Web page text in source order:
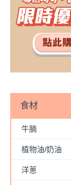
食材
牛腩
植物油/奶油
洋蔥